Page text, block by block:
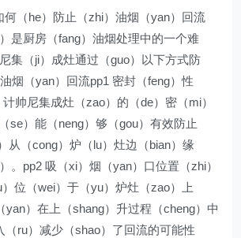
何（he）防止（zhi）油烟（yan）回流
是厨房（fang）油烟处理中的一个难
尼集（ji）成灶通过（guo）以下方式防
油烟（yan）回流pp1 密封（feng）性
计帅尼集成灶（zao）的（de）密（mi）
se）能（neng）够（gou）有效防止
从（cong）炉（lu）灶边（bian）缘
。pp2 吸（xi）烟（yan）口位置（zhi）
位（wei）于（yu）炉灶（zao）上
yan）在上（shang）升过程（cheng）中
（ru）减少（shao）了回流的可能性